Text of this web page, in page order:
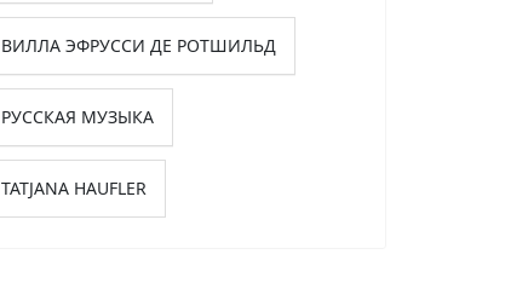
ВИЛЛА ЭФРУССИ ДЕ РОТШИЛЬД
РУССКАЯ МУЗЫКА
TATJANA HAUFLER